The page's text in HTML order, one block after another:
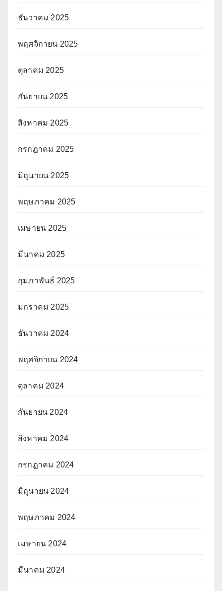
ธันวาคม 2025
พฤศจิกายน 2025
ตุลาคม 2025
กันยายน 2025
สิงหาคม 2025
กรกฎาคม 2025
มิถุนายน 2025
พฤษภาคม 2025
เมษายน 2025
มีนาคม 2025
กุมภาพันธ์ 2025
มกราคม 2025
ธันวาคม 2024
พฤศจิกายน 2024
ตุลาคม 2024
กันยายน 2024
สิงหาคม 2024
กรกฎาคม 2024
มิถุนายน 2024
พฤษภาคม 2024
เมษายน 2024
มีนาคม 2024